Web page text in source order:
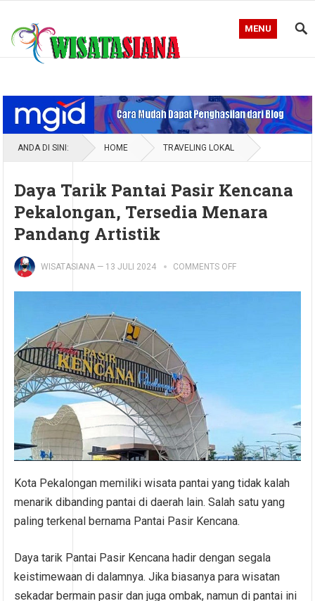
MENU
ANDA DI SINI: HOME TRAVELING LOKAL
Daya Tarik Pantai Pasir Kencana
Pekalongan, Tersedia Menara
Pandang Artistik
WISATASIANA — 13 JULI 2024 COMMENTS OFF
Kota Pekalongan memiliki wisata pantai yang tidak kalah
menarik dibanding pantai di daerah lain. Salah satu yang
paling terkenal bernama Pantai Pasir Kencana.
Daya tarik Pantai Pasir Kencana hadir dengan segala
keistimewaan di dalamnya. Jika biasanya para wisatan
sekadar bermain pasir dan juga ombak, namun di pantai ini